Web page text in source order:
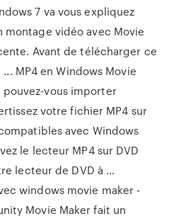
7 va vous expliquez
vidéo avec Movie
Avant de télécharger ce
MP4 en Windows Movie
vous importer
votre fichier MP4 sur
avec Windows
le lecteur MP4 sur DVD
lecteur de DVD à …
windows movie maker -
Movie Maker fait un